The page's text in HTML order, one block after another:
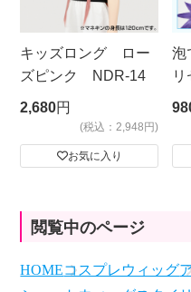
キッズロング ロー
ズピンク NDR-14
2,680円
(税込：2,948円)
お気に入り
泡
リ
閲覧中のページ
HOMEコスプレウィッグ